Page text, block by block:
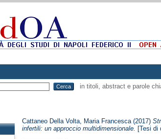
in titoli, abstract e parole
Cattaneo Della Volta, Maria Francesca (2017)
infertili: un approccio multidimensionale.
[Tesi di